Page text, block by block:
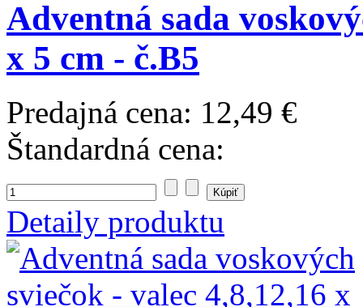
Adventná sada
x 5 cm - č.B5
Predajná cena: 12,49 €
Štandardná cena:
Detaily produktu